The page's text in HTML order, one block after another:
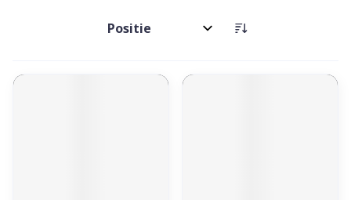
Sorteer op: